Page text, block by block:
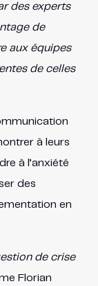
des experts
de
aux équipes
de celles
à leurs
à l’anxiété
des
en
de crise
Florian